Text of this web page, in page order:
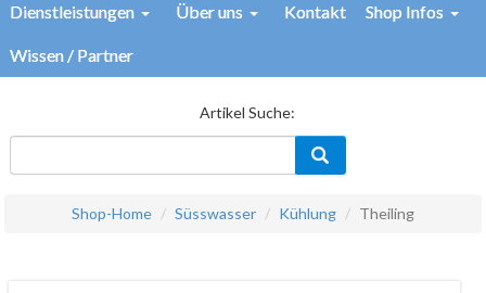
Dienstleistungen Über uns Kontakt Shop Infos
Wissen / Partner
Artikel Suche:
Shop-Home Süsswasser Kühlung Theiling